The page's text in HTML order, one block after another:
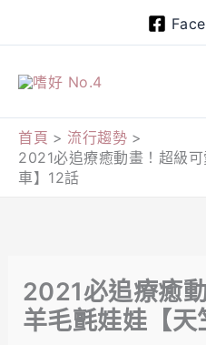
至
首頁
流行趨勢
2021必追療癒動畫！超級
車】12話
2021必追療癒
羊毛氈娃娃【